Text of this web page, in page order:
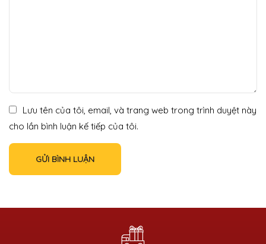
Lưu tên của tôi, email, và trang web trong trình duyệt này
cho lần bình luận kế tiếp của tôi.